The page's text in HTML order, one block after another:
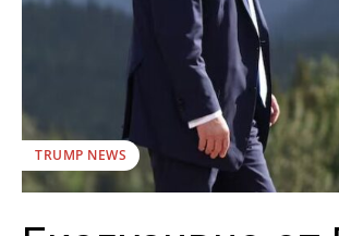
TRUMP NEWS